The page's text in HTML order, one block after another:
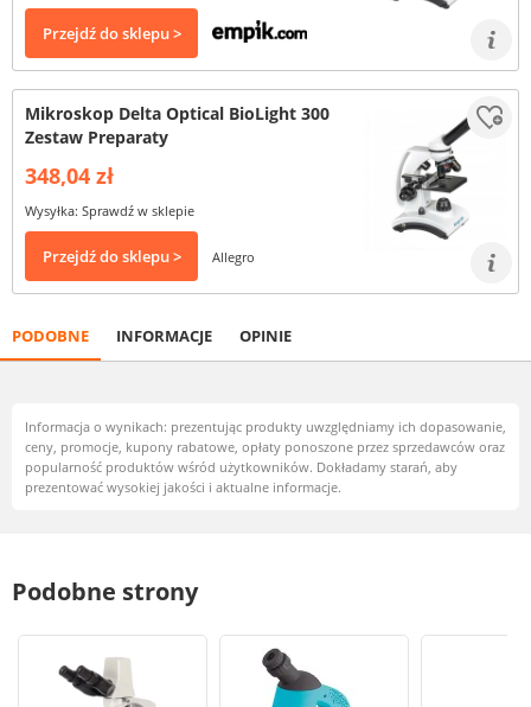
Przejdź do sklepu >
Mikroskop Delta Optical BioLight 300
Zestaw Preparaty
348,04 zł
Wysyłka: Sprawdź w sklepie
Przejdź do sklepu > Allegro
PODOBNE INFORMACJE OPINIE
Informacja o wynikach: prezentując produkty uwzględniamy ich dopasowanie,
ceny, promocje, kupony rabatowe, opłaty ponoszone przez sprzedawców oraz
popularność produktów wśród użytkowników. Dokładamy starań, aby
prezentować wysokiej jakości i aktualne informacje.
Podobne strony